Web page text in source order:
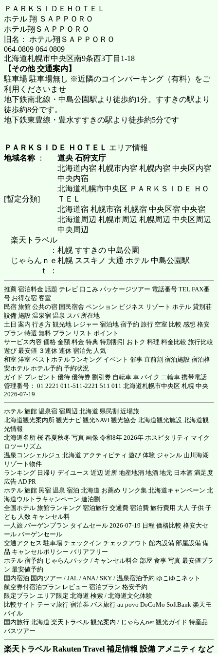
ＰＡＲＫＳＩＤＥＨＯＴＥＬ
ホテル 翔 ＳＡＰＰＯＲＯ
ホテル翔ＳＡＰＰＯＲＯ
旧名： ホテル翔ＳＡＰＰＯＲＯ
064-0809 064 0809
北海道札幌市中央区南9条西3丁目1-18
【その他 交通案内】
駐車場 駐車場無し ※近隣のコインパーキング（有料）をご
利用くださいませ
地下鉄南北線・中島公園駅より徒歩約1分。すすきの駅より
徒歩約8分です。
地下鉄東豊線・豊水すすきの駅より徒歩約5分です
ＰＡＲＫＳＩＤＥ ＨＯＴＥＬ エリア情報
地域名称： 道央 石狩支庁
[暫定分類]
北海道内宿 札幌市内宿 札幌内宿 中央区内宿
中央内宿
北海道札幌市中央区 ＰＡＲＫＳＩＤＥ ＨＯ
ＴＥＬ
北海道宿 札幌市宿 札幌宿 中央区宿 中央宿
北海道周辺 札幌市周辺 札幌周辺 中央区周辺
中央周辺
楽天トラベル
：
じゃらんｎｅ
ｔ ：
札幌 すすきの 中島公園
札幌 ススキノ 大通 ホテル 中島公園駅
推薦 宿泊料金 話題 テレビ 口こみ パッケージツアー 電話番号 TEL FAX番
号 お得な宿 客室
民宿 旅館 公共の宿 国民宿舎 ペンション ビジネス リゾート ホテル 貸別荘
設備 施設 温泉宿 温泉 スパ 所在地
土日 案内 行き方 観光地 レジャー 宿泊地 宿予約 旅行 空室 比較 感想 格安
プラン 特選 無料 プラン リスト ポイント
サービス内容 価格 金額 料金 特典 特別割引 おトク 料理 料金比較 旅行比較
遊び 最安値 ３連休 連休 宿泊先 人気
和室 洋室 ベストホテルランキング イベント 催事 直前割 宿泊施設 宿泊格
安ホテル ホテル予約 予約状況
ガイド プレゼント 優待 優待券 割引券 自転車 車 バイク 二輪車 携帯電話
管理番号： 01 2221 011-511-2221 511 011 北海道札幌市中央区 札幌 中央
2026-07-19
ホテル 旅館 温泉宿 宿周辺 北海道 県民割 近場旅
北海道観光案内所 観光ナビ 観光NAVI 観光協会 北海道観光施設 北海道観
光情報
北海道名所 桜 春夏秋冬 写真 画像 令和8年 2026年 ホスピタリティ マイク
ロツーリズム
温泉コンシェルジュ 北海道 アクティビティ 遊び 体験 ジャンル 山川海湖
リゾート物件
ランキング 日帰り デイユース 近辺 近所 地産地消 地酒 地元 日本酒 満足度
広告 AD PR
ホテル 旅館 民宿 温泉 宿泊 北海道 お薦め リンク集 北海道キャンペーン 北
海道ウルトラキャンペーン 連泊割
全国ホテル 旅館ランキング 宿泊旅行 交通費 宿泊費 旅行費用 大人 子供 子
ども 人数 キャンセル料
一人旅 バーゲンプラン タイムセール 2026-07-19 日程 価格比較 格安大セ
ール バーゲンセール
交通アクセス 駐車場 チェックイン チェックアウト 館内設備 部屋設備 備
品 キャンセルポリシー バリアフリー
ホテル 宿予約 じゃらんパック / キャンセル料金 部屋 食事 写真 最安値プラ
ン 最安値予約
国内宿泊 国内ツアー / JAL / ANA / SKY / 温泉宿泊予約 ゆこゆこネット
航空券付宿泊プラン レビュー 宿泊プラン 格安予約
限定プラン エリア限定 北海道 検索 / 北海道文化体験
比較サイト テーマ旅行 宿泊券 バス旅行 au povo DoCoMo SoftBank 楽天モ
バイル
国内旅行 北海道 楽天トラベル 観光案内 / じゃらんnet 観光ガイド 特産品
バスツアー
楽天トラベル Rakuten Travel 補足情報 設備 アメニティ など